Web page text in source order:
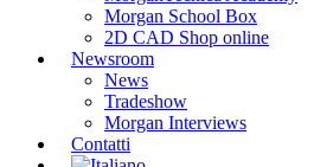
Morgan School Box
2D CAD Shop online
Newsroom
News
Tradeshow
Morgan Interviews
Contatti